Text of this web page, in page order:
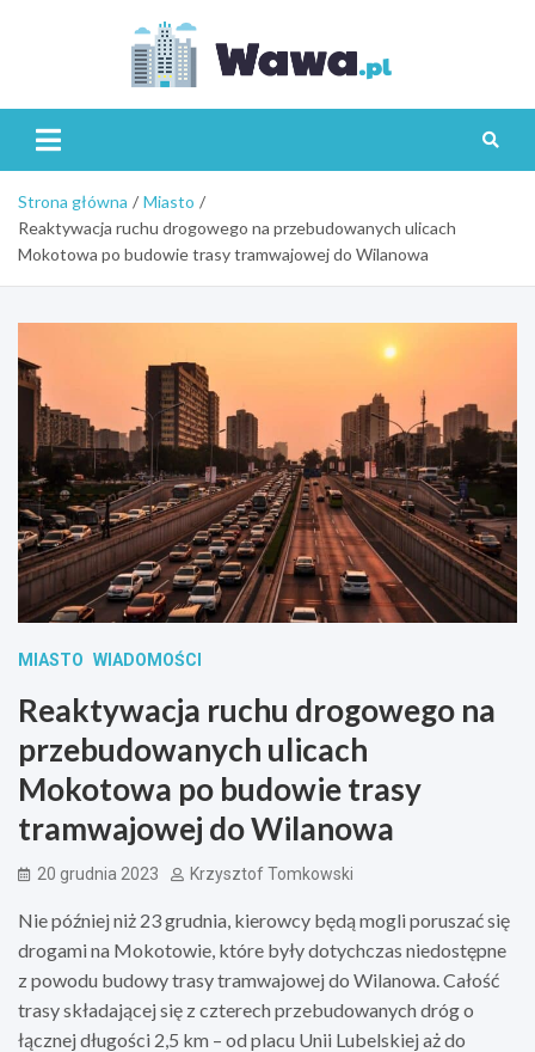
Strona główna
Miasto
Reaktywacja ruchu drogowego na przebudowanych ulicach
Mokotowa po budowie trasy tramwajowej do Wilanowa
MIASTO WIADOMOŚCI
Reaktywacja ruchu drogowego na
przebudowanych ulicach
Mokotowa po budowie trasy
tramwajowej do Wilanowa
20 grudnia 2023 Krzysztof Tomkowski
Nie później niż 23 grudnia, kierowcy będą mogli poruszać się
drogami na Mokotowie, które były dotychczas niedostępne
z powodu budowy trasy tramwajowej do Wilanowa. Całość
trasy składającej się z czterech przebudowanych dróg o
łącznej długości 2,5 km – od placu Unii Lubelskiej aż do